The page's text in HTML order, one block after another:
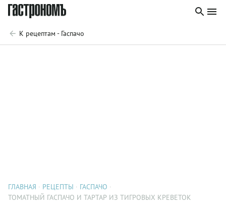
К рецептам - Гаспачо
ГЛАВНАЯ РЕЦЕПТЫ
ГАСПАЧО
ТОМАТНЫЙ ГАСПАЧО И ТАРТАР ИЗ ТИГРОВЫХ КРЕВЕТОК